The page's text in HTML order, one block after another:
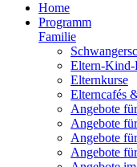
Home
Programm
Familie
Eltern-Kind-
Elternkurse
Elterncafés
Angebote
Angebote
Angebote
Angebote